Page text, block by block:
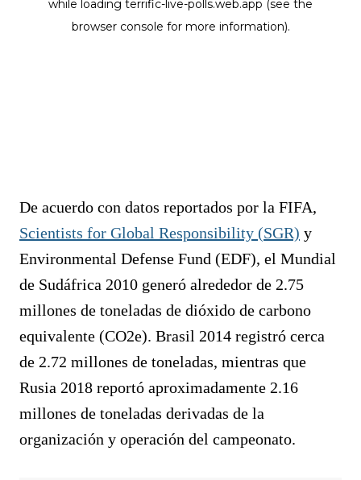
De acuerdo con datos reportados por la FIFA,
Scientists for Global Responsibility (SGR) y
Environmental Defense Fund (EDF), el Mundial
de Sudáfrica 2010 generó alrededor de 2.75
millones de toneladas de dióxido de carbono
equivalente (CO2e). Brasil 2014 registró cerca
de 2.72 millones de toneladas, mientras que
Rusia 2018 reportó aproximadamente 2.16
millones de toneladas derivadas de la
organización y operación del campeonato.